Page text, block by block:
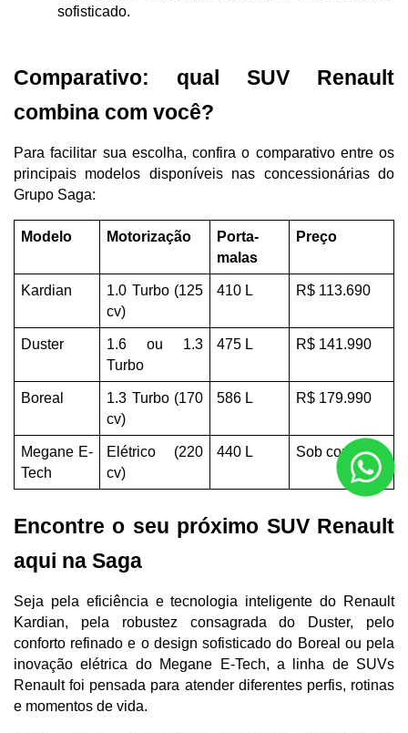
sofisticado.
Comparativo: qual SUV Renault
combina com você?
Para facilitar sua escolha, confira o comparativo entre os
principais modelos disponíveis nas concessionárias do
Grupo Saga:
Modelo Motorização
Porta-
malas
Preço
Kardian
1.0 Turbo (125
cv)
410 L R$ 113.690
Duster
1.6 ou 1.3
Turbo
475 L R$ 141.990
Boreal
1.3 Turbo (170
cv)
586 L R$ 179.990
Megane E-
Tech
Elétrico (220
cv)
440 L Sob consulta
Encontre o seu próximo SUV Renault
aqui na Saga
Seja pela eficiência e tecnologia inteligente do Renault
Kardian, pela robustez consagrada do Duster, pelo
conforto refinado e o design sofisticado do Boreal ou pela
inovação elétrica do Megane E-Tech, a linha de SUVs
Renault foi pensada para atender diferentes perfis, rotinas
e momentos de vida.